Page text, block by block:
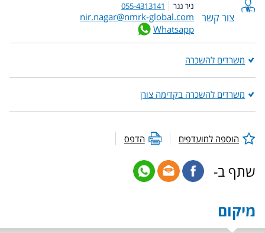
צור קשר
ניר נגר 055-4313141
nir.nagar@nmrk-global.com
Whatsapp
משרדים להשכרה
משרדים להשכרה בקדימה צורן
הוספה למועדפים הדפס
שתף ב-
מיקום